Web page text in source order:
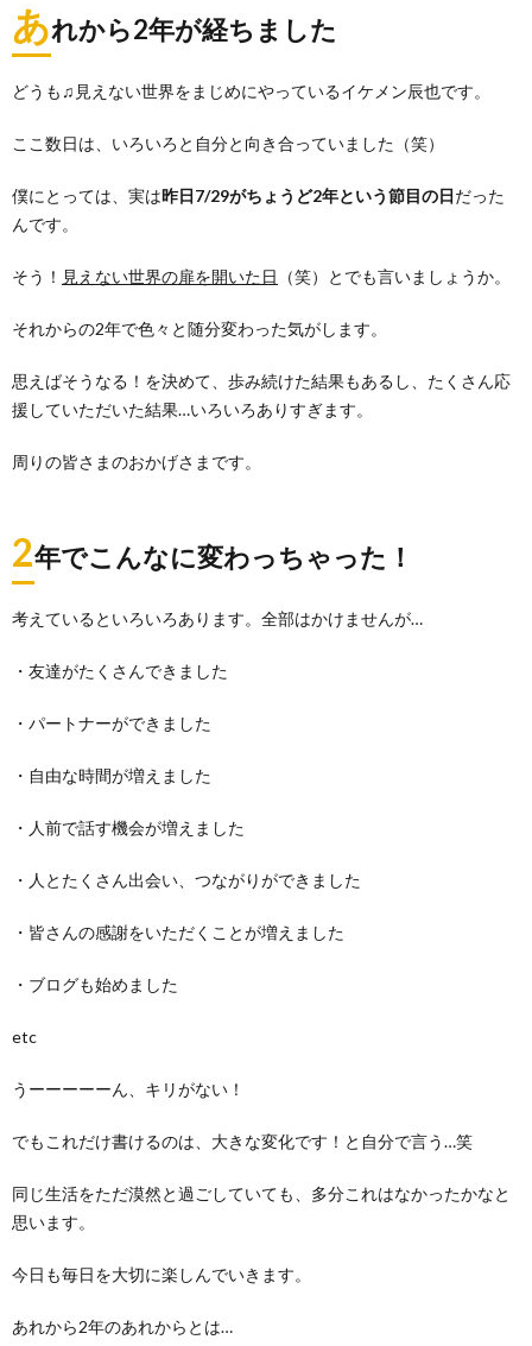
あれから2年が経ちました
どうも♫見えない世界をまじめにやっているイケメン辰也です。
ここ数日は、いろいろと自分と向き合っていました（笑）
僕にとっては、実は昨日7/29がちょうど2年という節目の日だった
んです。
そう！ 見えない世界の扉を開いた日 （笑）とでも言いましょうか。
それからの2年で色々と随分変わった気がします。
思えばそうなる！を決めて、歩み続けた結果もあるし、たくさん応
援していただいた結果…いろいろありすぎます。
周りの皆さまのおかげさまです。
2年でこんなに変わっちゃった！
考えているといろいろあります。全部はかけませんが…
・友達がたくさんできました
・パートナーができました
・自由な時間が増えました
・人前で話す機会が増えました
・人とたくさん出会い、つながりができました
・皆さんの感謝をいただくことが増えました
・ブログも始めました
etc
うーーーーーん、キリがない！
でもこれだけ書けるのは、大きな変化です！と自分で言う…笑
同じ生活をただ漠然と過ごしていても、多分これはなかったかなと
思います。
今日も毎日を大切に楽しんでいきます。
あれから2年のあれからとは…